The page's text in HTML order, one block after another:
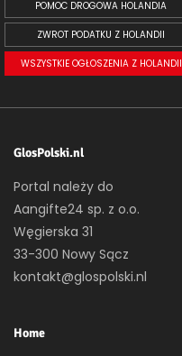
POMOC DROGOWA HOLANDIA
ZWROT PODATKU Z HOLANDII
WSZYSTKIE OGŁOSZENIA Z HOLANDII
GlosPolski.nl
Portal należy do
Aangifte24 sp. z o.o.
Węgierska 31
33-300 Nowy Sącz
kontakt@glospolski.nl
Home